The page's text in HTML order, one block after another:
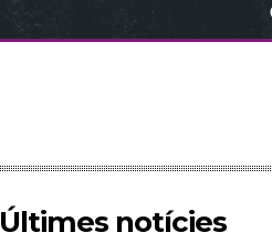
Últimes notícies